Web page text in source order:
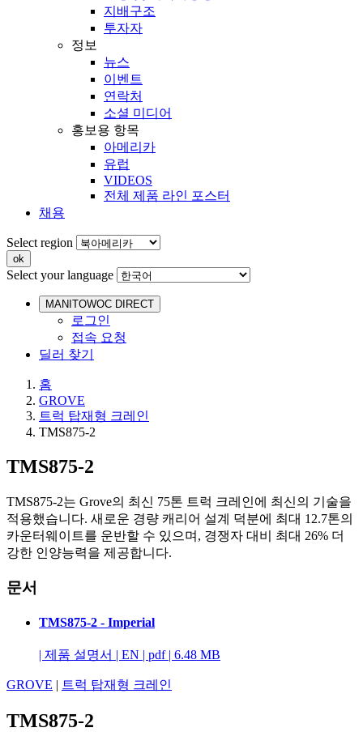
지배구조
투자자
정보
뉴스
이벤트
연락처
소셜 미디어
홍보용 항목
아메리카
유럽
VIDEOS
전체 제품 라인 포스터
채용
Select region
Select your language
MANITOWOC DIRECT
로그인
접속 요청
딜러 찾기
홈
GROVE
트럭 탑재형 크레인
TMS875-2
TMS875-2
TMS875-2는 Grove의 최신 75톤 트럭 크레인에 최신의 기술을
적용했습니다. 새로운 경량 캐리어 설계 덕분에 최대 12.7톤의
카운터웨이트를 운반할 수 있으며, 경쟁자 대비 최대 26% 더
강한 인양능력을 제공합니다.
문서
TMS875-2 - Imperial
| 제품 설명서 | EN | pdf | 6.48 MB
GROVE | 트럭 탑재형 크레인
TMS875-2